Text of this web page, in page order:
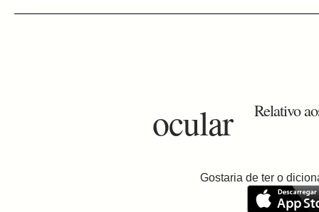
ocular Relativo
Gostaria de ter o